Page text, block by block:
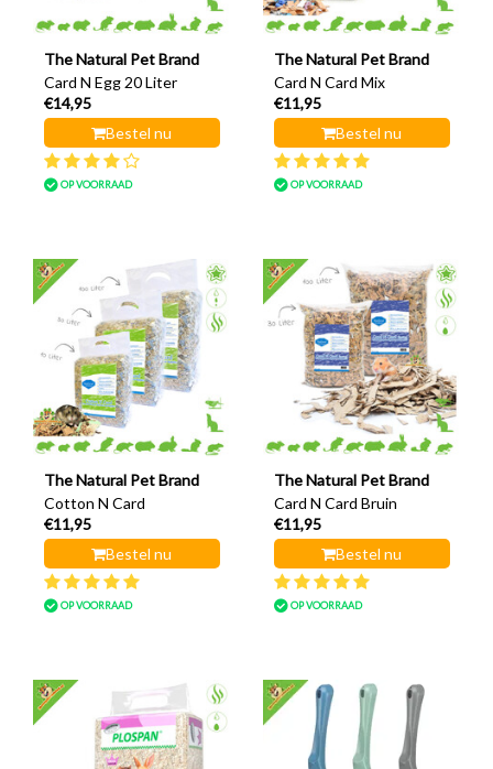
The Natural Pet Brand
Card N Egg 20 Liter
€14,95
Bestel nu
OP VOORRAAD
The Natural Pet Brand
Card N Card Mix
€11,95
Bestel nu
OP VOORRAAD
The Natural Pet Brand
Cotton N Card
€11,95
Bestel nu
OP VOORRAAD
The Natural Pet Brand
Card N Card Bruin
€11,95
Bestel nu
OP VOORRAAD